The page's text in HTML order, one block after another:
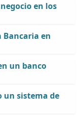
en los
Bancaria en
un banco
un sistema de